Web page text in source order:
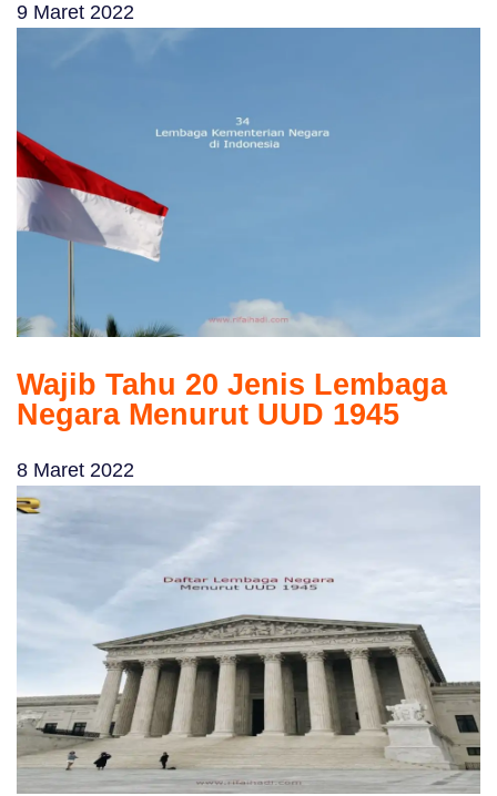
9 Maret 2022
Wajib Tahu 20 Jenis Lembaga
Negara Menurut UUD 1945
8 Maret 2022